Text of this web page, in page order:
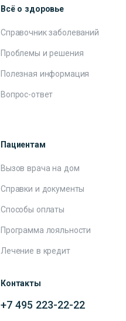
Всё о здоровье
Справочник заболеваний
Проблемы и решения
Полезная информация
Вопрос-ответ
Пациентам
Вызов врача на дом
Справки и документы
Способы оплаты
Программа лояльности
Лечение в кредит
Контакты
+7 495 223-22-22